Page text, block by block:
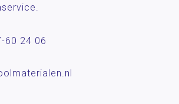
60 24 06